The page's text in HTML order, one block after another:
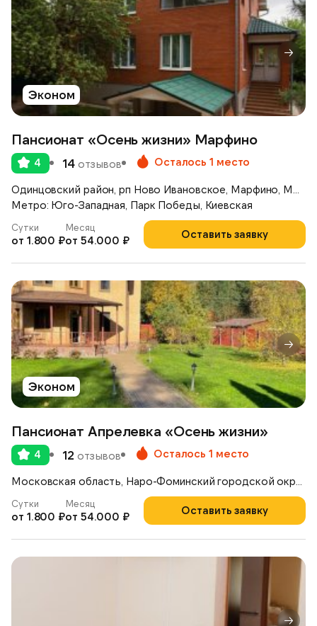
Эконом
Пансионат «Осень жизни» Марфино
4 14отзывов Осталось 1 место
Метро: Юго-Западная, Парк Победы, Киевская
Оставить заявку
Сутки
от 1.800 ₽
Месяц
от 54.000 ₽
Эконом
Пансионат Апрелевка «Осень жизни»
4 12 отзывов Осталось 1 место
Оставить заявку
Сутки
от 1.800 ₽
Месяц
от 54.000 ₽